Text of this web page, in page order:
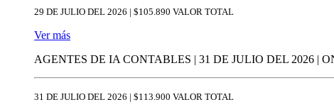
29 DE JULIO DEL 2026 | $105.890 VALOR TOTAL
Ver más
AGENTES DE IA CONTABLES | 31 DE JULIO DEL 2026 |
31 DE JULIO DEL 2026 | $113.900 VALOR TOTAL